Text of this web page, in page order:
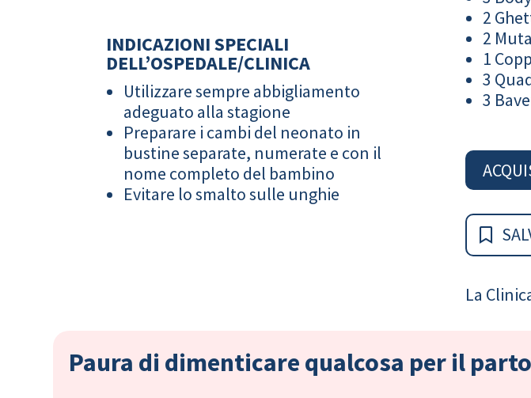
INDICAZIONI SPECIALI
DELL’OSPEDALE/CLINICA
Utilizzare sempre abbigliamento
adeguato alla stagione
Preparare i cambi del neonato in
bustine separate, numerate e con il
nome completo del bambino
Evitare lo smalto sulle unghie
2
2
1
3
3
La
Paura di dimenticare qualcosa per il